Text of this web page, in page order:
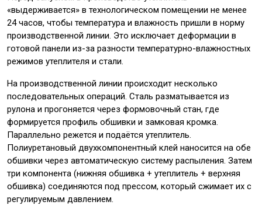
«выдерживается» в технологическом помещении не менее
24 часов, чтобы температура и влажность пришли в норму
производственной линии. Это исключает деформации в
готовой панели из-за разности температурно-влажностных
режимов утеплителя и стали.
На производственной линии происходит несколько
последовательных операций. Сталь разматывается из
рулона и прогоняется через формовочный стан, где
формируется профиль обшивки и замковая кромка.
Параллельно режется и подаётся утеплитель.
Полиуретановый двухкомпонентный клей наносится на обе
обшивки через автоматическую систему распыления. Затем
три компонента (нижняя обшивка + утеплитель + верхняя
обшивка) соединяются под прессом, который сжимает их с
регулируемым давлением.